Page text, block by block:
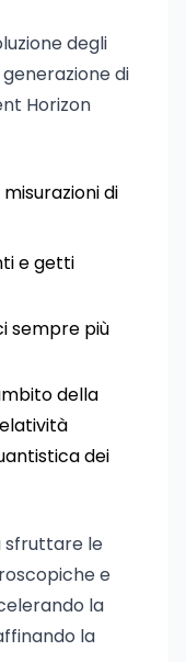
degli
di
Horizon
di
e getti
sempre più
della
dei
sfruttare le
e
la
la